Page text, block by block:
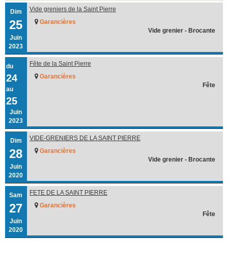
Dim
25
Juin
2023
Vide greniers de la Saint Pierre
Garancières
Vide grenier - Brocante
du
24
au
25
Juin
2023
Fête de la Saint Pierre
Garancières
Fête
Dim
28
Juin
2020
VIDE-GRENIERS DE LA SAINT PIERRE
Garancières
Vide grenier - Brocante
Sam
27
Juin
2020
FETE DE LA SAINT PIERRE
Garancières
Fête